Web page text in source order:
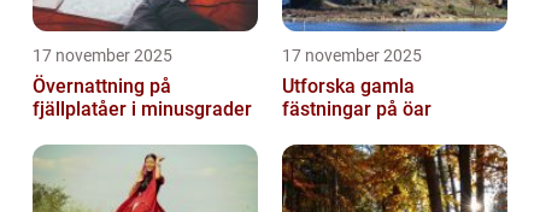
17 november 2025
Övernattning på
fjällplatåer i minusgrader
17 november 2025
Utforska gamla
fästningar på öar